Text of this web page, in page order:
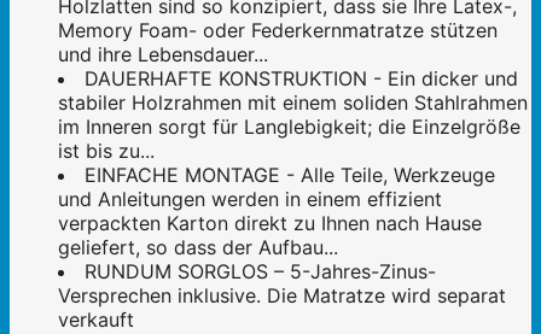
Holzlatten sind so konzipiert, dass sie Ihre Latex-,
Memory Foam- oder Federkernmatratze stützen
und ihre Lebensdauer...
DAUERHAFTE KONSTRUKTION - Ein dicker und
stabiler Holzrahmen mit einem soliden Stahlrahmen
im Inneren sorgt für Langlebigkeit; die Einzelgröße
ist bis zu...
EINFACHE MONTAGE - Alle Teile, Werkzeuge
und Anleitungen werden in einem effizient
verpackten Karton direkt zu Ihnen nach Hause
geliefert, so dass der Aufbau...
RUNDUM SORGLOS – 5-Jahres-Zinus-
Versprechen inklusive. Die Matratze wird separat
verkauft